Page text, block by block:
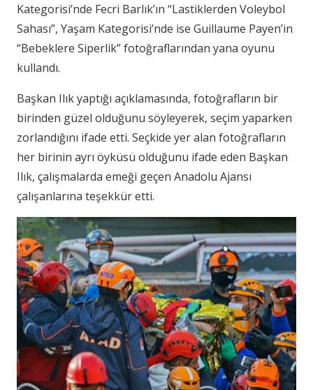
Kategorisi’nde Fecri Barlık’ın “Lastiklerden Voleybol
Sahası”, Yaşam Kategorisi’nde ise Guillaume Payen’in
“Bebeklere Siperlik” fotoğraflarından yana oyunu
kullandı.
Başkan Ilık yaptığı açıklamasında, fotoğrafların bir
birinden güzel olduğunu söyleyerek, seçim yaparken
zorlandığını ifade etti. Seçkide yer alan fotoğrafların
her birinin ayrı öyküsü olduğunu ifade eden Başkan
Ilık, çalışmalarda emeği geçen Anadolu Ajansı
çalışanlarına teşekkür etti.